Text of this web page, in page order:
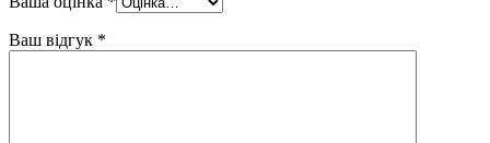
Ваш відгук *